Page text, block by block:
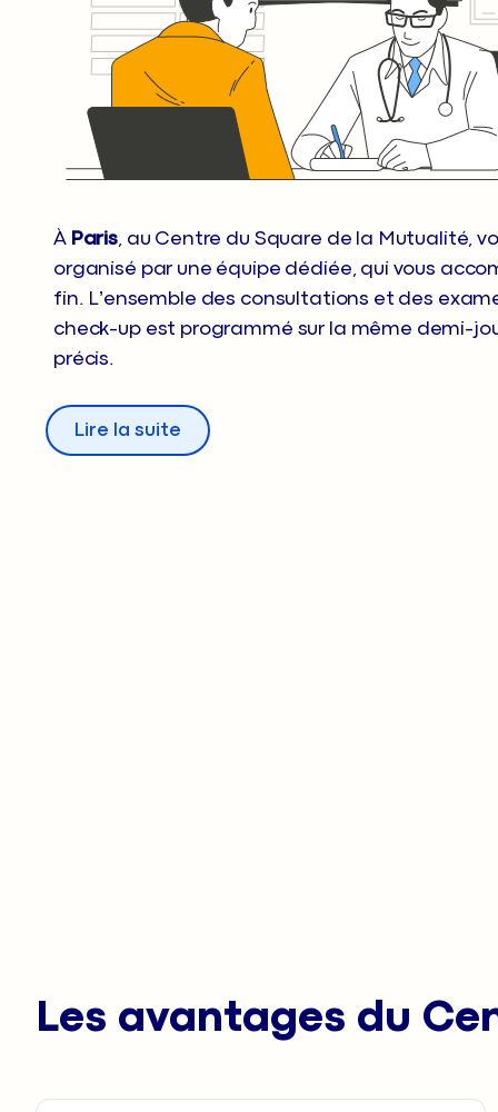
À Paris, au Centre du Square de la Mutualité,
organisé par une équipe dédiée, qui vous
fin. L’ensemble des consultations et des
check-up est programmé sur la même demi-
précis.
Lire la suite
Les avantages du